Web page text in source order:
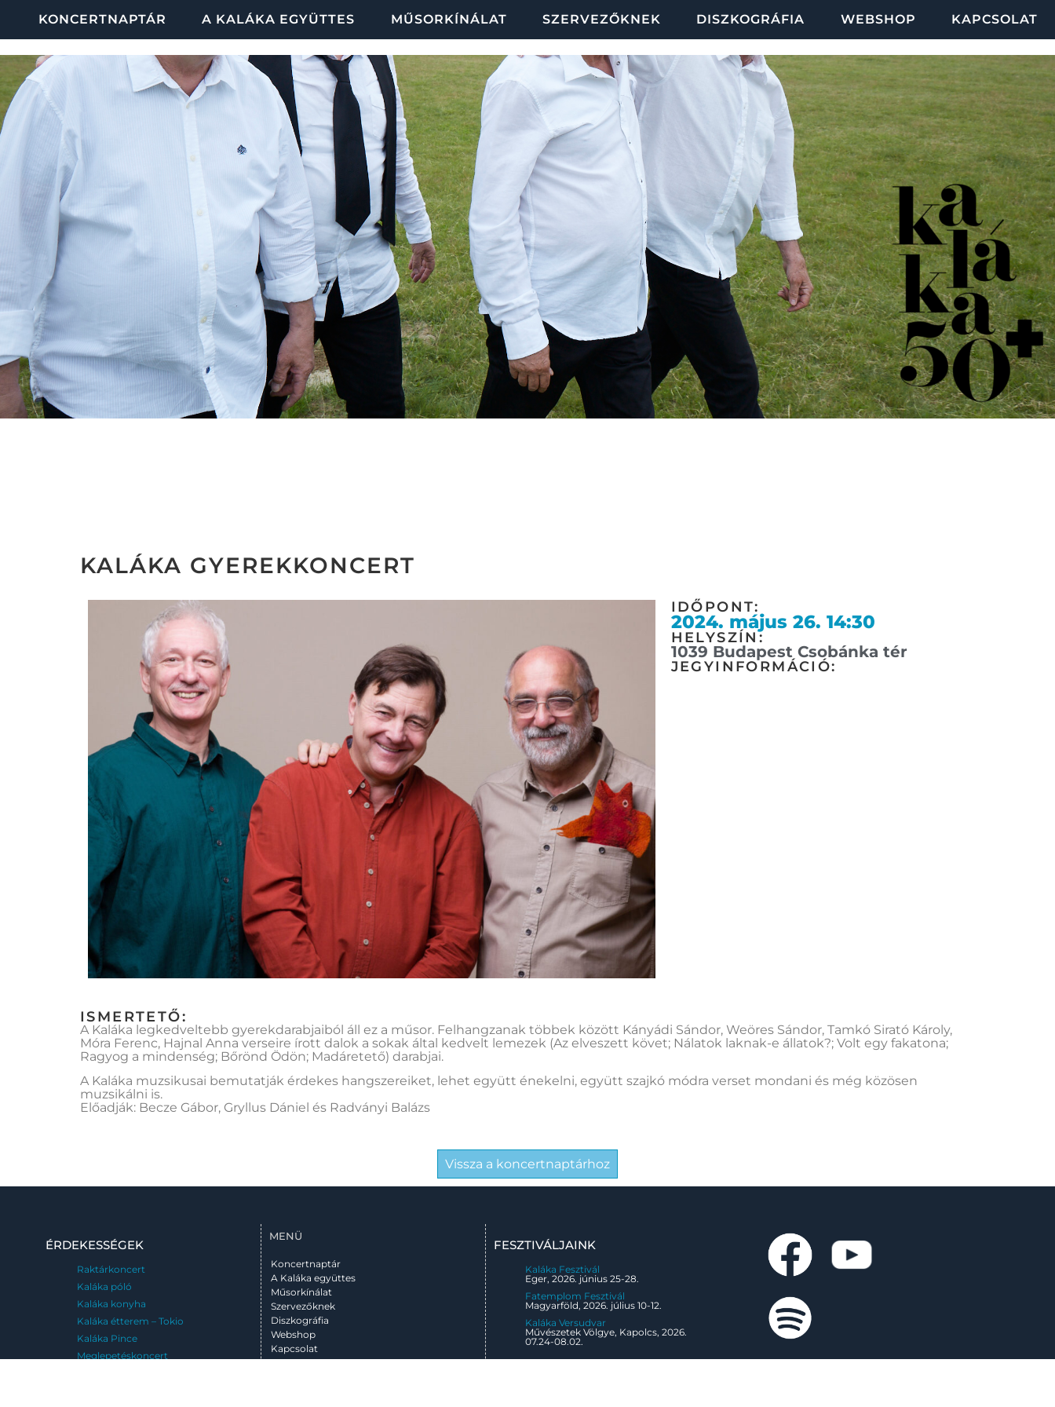
KONCERTNAPTÁR A KALÁKA EGYÜTTES MŰSORKÍNÁLAT SZERVEZŐKNEK DISZKOGRÁFIA WEBSHOP KAPCSOLAT
KALÁKA GYEREKKONCERT
IDŐPONT:
2024. május 26. 14:30
HELYSZÍN:
1039 Budapest Csobánka tér
JEGYINFORMÁCIÓ:
ISMERTETŐ:
A Kaláka legkedveltebb gyerekdarabjaiból áll ez a műsor. Felhangzanak többek között Kányádi Sándor, Weöres Sándor, Tamkó Sirató Károly,
Móra Ferenc, Hajnal Anna verseire írott dalok a sokak által kedvelt lemezek (Az elveszett követ; Nálatok laknak-e állatok?; Volt egy fakatona;
Ragyog a mindenség; Bőrönd Ödön; Madáretető) darabjai.
A Kaláka muzsikusai bemutatják érdekes hangszereiket, lehet együtt énekelni, együtt szajkó módra verset mondani és még közösen
muzsikálni is.
Előadják: Becze Gábor, Gryllus Dániel és Radványi Balázs
Vissza a koncertnaptárhoz
ÉRDEKESSÉGEK
Raktárkoncert
Kaláka póló
Kaláka konyha
Kaláka étterem – Tokio
Kaláka Pince
Meglepetéskoncert
MENÜ
Koncertnaptár
A Kaláka együttes
Műsorkínálat
Szervezőknek
Diszkográfia
Webshop
Kapcsolat
FESZTIVÁLJAINK
Kaláka Fesztivál
Eger, 2026. június 25-28.
Fatemplom Fesztivál
Magyarföld, 2026. július 10-12.
Kaláka Versudvar
Művészetek Völgye, Kapolcs, 2026.
07.24-08.02.